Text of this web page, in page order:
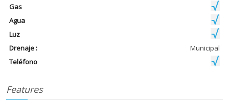
Gas
Agua
Luz
Drenaje :
Municipal
Teléfono
Features